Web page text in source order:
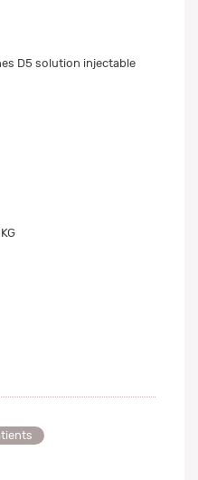
D5 solution injectable